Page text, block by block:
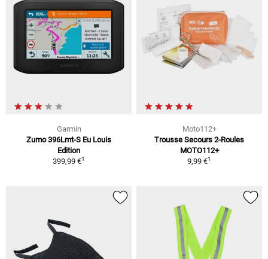
Garmin
Zumo 396Lmt-S Eu Louis
Edition
399,99 €1
Moto112+
Trousse Secours 2-Roules
MOTO112+
9,99 €1